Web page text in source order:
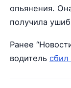
опьянения.
получила
Ранее
водитель сбил